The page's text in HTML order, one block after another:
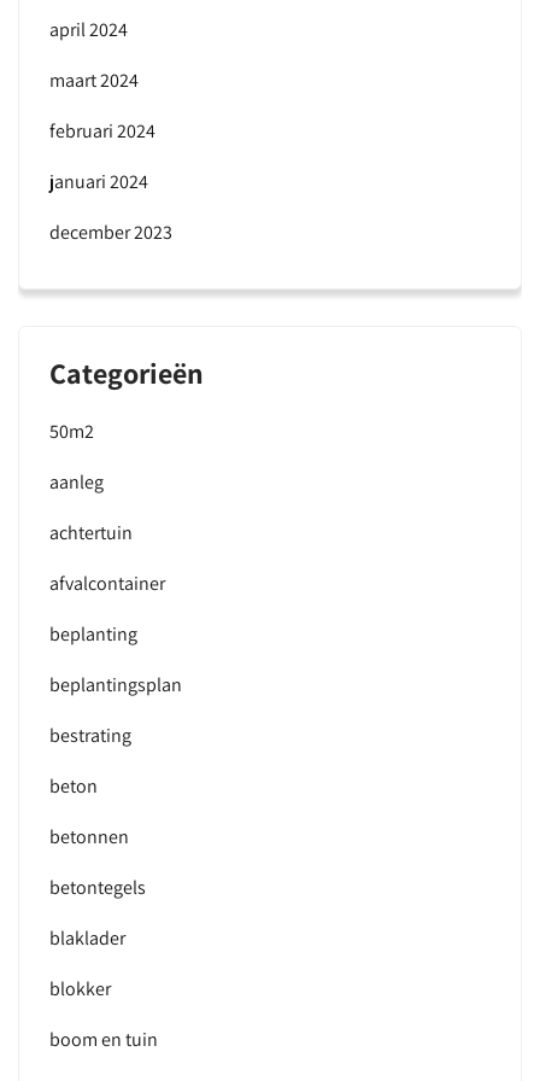
april 2024
maart 2024
februari 2024
januari 2024
december 2023
Categorieën
50m2
aanleg
achtertuin
afvalcontainer
beplanting
beplantingsplan
bestrating
beton
betonnen
betontegels
blaklader
blokker
boom en tuin